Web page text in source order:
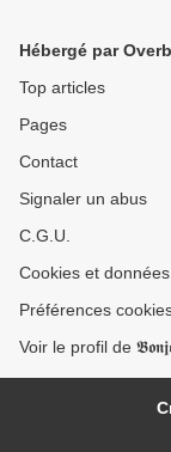
Hébergé par
Top articles
Pages
Contact
Signaler un abus
C.G.U.
Cookies et
Préférences
Voir le profil de